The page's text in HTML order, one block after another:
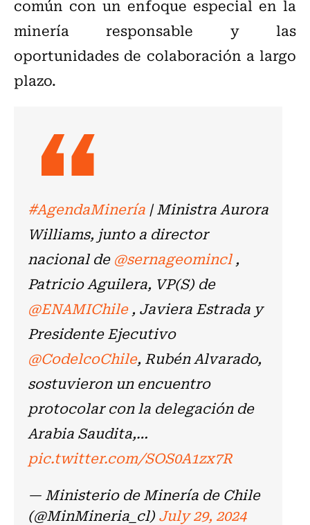
común con un enfoque especial en la
minería responsable y las
oportunidades de colaboración a largo
plazo.
#AgendaMinería | Ministra Aurora
Williams, junto a director
nacional de@sernageomincl,
Patricio Aguilera, VP(S) de
@ENAMIChile, Javiera Estrada y
Presidente Ejecutivo
@CodelcoChile, Rubén Alvarado,
sostuvieron un encuentro
protocolar con la delegación de
Arabia Saudita,…
pic.twitter.com/SOS0A1zx7R
— Ministerio de Minería de Chile
(@MinMineria_cl)July 29, 2024